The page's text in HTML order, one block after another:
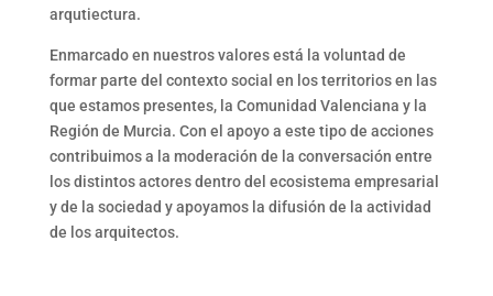
arqutiectura.
Enmarcado en nuestros valores está la voluntad de
formar parte del contexto social en los territorios en las
que estamos presentes, la Comunidad Valenciana y la
Región de Murcia. Con el apoyo a este tipo de acciones
contribuimos a la moderación de la conversación entre
los distintos actores dentro del ecosistema empresarial
y de la sociedad y apoyamos la difusión de la actividad
de los arquitectos.